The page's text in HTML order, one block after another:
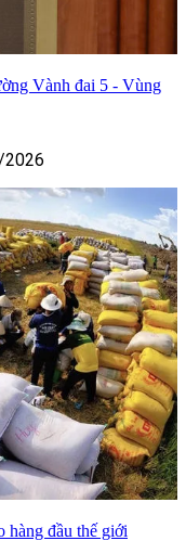
Vành đai 5 - Vùng
hàng đầu thế giới